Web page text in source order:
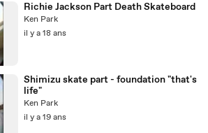
Richie Jackson Part Death Skateboard
Ken Park
il y a 18 ans
Shimizu skate part - foundation "that's
life"
Ken Park
il y a 19 ans